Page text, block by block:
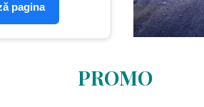
pagina
PROMO